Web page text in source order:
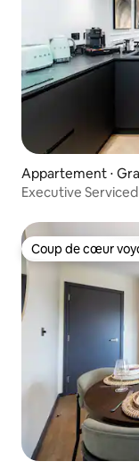
Appartement ⋅
Executive
Coup de cœur
Coup de cœur